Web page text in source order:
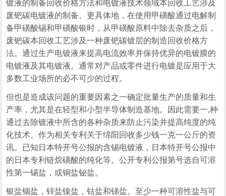
镀液的制备回收价格方法和电镀液技术领域本回收工艺涉及
废钯碳电镀液的制备。更具体地，在使用甲磺酸通过电解制
备甲磺酸锡和甲磺酸银时，从甲磺酸原料中除去杂质之后，
废钯碳本回收工艺涉及一种废钯碳镀层的制造回收价格方
法。通过生产电镀液来提高电流效率并保持优异的电镀膜的
电镀液及其电镀液。通常对产品或零件进行电镀是应用于大
多数工业场所的必不可少的过程。
但也是造成该问题的重要因素之一确定批量生产的质量和生
产率，尤其是在轻型和小型半导体制造基地。因此需要一,种
通过去除镀液中所含的各种杂质来防止污染并提高纯度的纯
化技术。作为相关专利关于绵阳回收多少钱一克一公斤的资
讯。已知日本特开号公报的含锡电镀液，日本特开号公报中
的日本专利链烷磺酸的纯化等。公开专利公报第号选自可溶
性第一锡盐，或铜盐铋盐。
银盐铟盐，锌盐镍盐，钴盐和锑盐。至少一种可溶性盐与可